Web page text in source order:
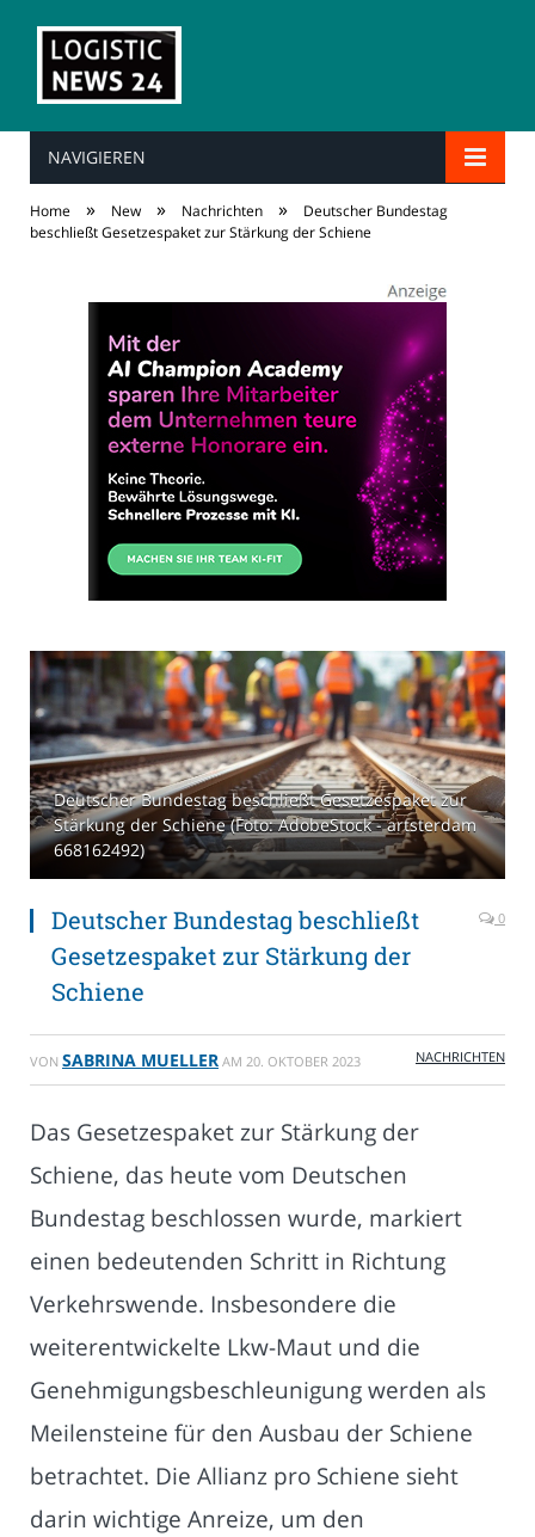
NAVIGIEREN
Home » New » Nachrichten »
Deutscher Bundestag
beschließt Gesetzespaket zur Stärkung der Schiene
Deutscher Bundestag beschließt Gesetzespaket zur
Stärkung der Schiene (Foto: AdobeStock - artsterdam
668162492)
Deutscher Bundestag beschließt
Gesetzespaket zur Stärkung der
Schiene
0
VON SABRINA MUELLER AM 20. OKTOBER 2023 NACHRICHTEN
Das Gesetzespaket zur Stärkung der
Schiene, das heute vom Deutschen
Bundestag beschlossen wurde, markiert
einen bedeutenden Schritt in Richtung
Verkehrswende. Insbesondere die
weiterentwickelte Lkw-Maut und die
Genehmigungsbeschleunigung werden als
Meilensteine für den Ausbau der Schiene
betrachtet. Die Allianz pro Schiene sieht
darin wichtige Anreize, um den